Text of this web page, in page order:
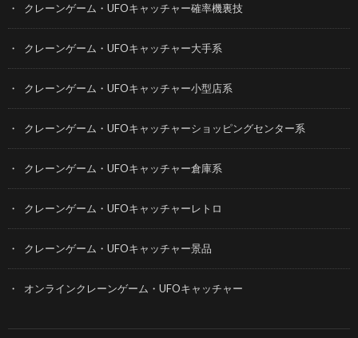
クレーンゲーム・UFOキャッチャー確率機裏技
クレーンゲーム・UFOキャッチャー大手系
クレーンゲーム・UFOキャッチャー小型店系
クレーンゲーム・UFOキャッチャーショッピングセンター系
クレーンゲーム・UFOキャッチャー倉庫系
クレーンゲーム・UFOキャッチャーレトロ
クレーンゲーム・UFOキャッチャー景品
オンラインクレーンゲーム・UFOキャッチャー